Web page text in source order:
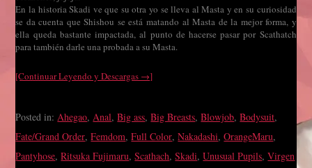
En la historia Skadi ve que su otra yo se lleva al Masta y en su curiosidad
se da cuenta que Shishou se está matando al Masta de la mejor forma, y
ella queda bastante impactada, al punto de hacerse pasar por Scathatch
para también darle una probada a su Masta.
[Continuar Leyendo y Descargas →]
Posted in:Ahegao,Anal,Big ass,Big Breasts,Blowjob,Bodysuit,
Fate/Grand Order,Femdom,Full Color,Nakadashi,OrangeMaru,
Pantyhose,Ritsuka Fujimaru,Scathach,Skadi,Unusual Pupils,Virgen